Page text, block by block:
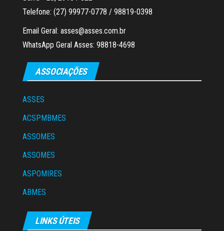
Telefone: (27) 99977-0778 / 98819-0398
Email Geral: asses@asses.com.br
WhatsApp Geral Asses: 98818-4698
ASSOCIAÇÕES
ASSES
ACSPMBMES
ASSOMES
ASSOMES
ASPOMIRES
ABMES
LINKS ÚTEIS